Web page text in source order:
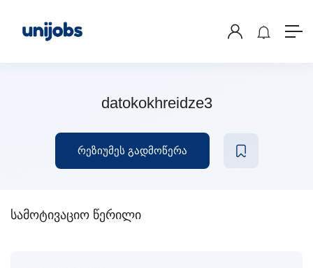
datokokhreidze3
რეზიუმეს გადმოწერა
სამოტივაციო წერილი